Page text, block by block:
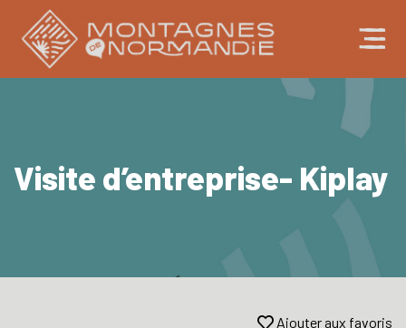
Visite d’entreprise- Kiplay
Ajouter aux favoris